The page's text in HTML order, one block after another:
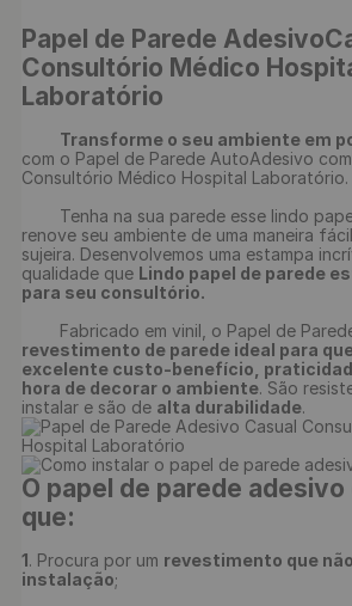
Papel de Parede
Consultório Médico
Laboratório
Transforme o seu ambiente em
com o Papel de Parede AutoAdesivo
Consultório Médico Hospital Laboratório.
renove seu ambiente de uma maneira
sujeira. Desenvolvemos uma estampa
qualidade que Lindo papel de parede
para seu consultório.
Fabricado em vinil, o Papel de
revestimento de parede ideal para
excelente custo-benefício,
hora de decorar o ambiente. São
instalar e são de alta durabilidade
O papel de parede
que:
1. Procura por um revestimento que
instalação;